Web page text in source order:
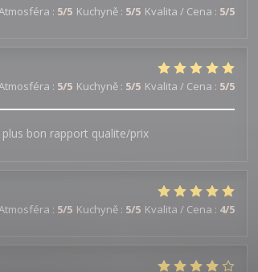
: 5/5 Kuchyně : 5/5 Kvalita / Cena : 5/5
: 5/5 Kuchyně : 5/5 Kvalita / Cena : 5/5
bon rapport qualite/prix
: 5/5 Kuchyně : 5/5 Kvalita / Cena : 4/5